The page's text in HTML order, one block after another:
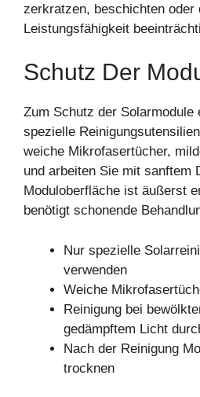
zerkratzen, beschichten oder
Leistungsfähigkeit
Schutz Der
Zum Schutz der Solarmodule
spezielle
weiche Mikrofasertücher,
und arbeiten Sie mit sanftem
Moduloberfläche ist äußerst
benötigt schonende
Nur spezielle
verwenden
Weiche
Reinigung bei
gedämpftem Licht
Nach der Reinigung
trocknen